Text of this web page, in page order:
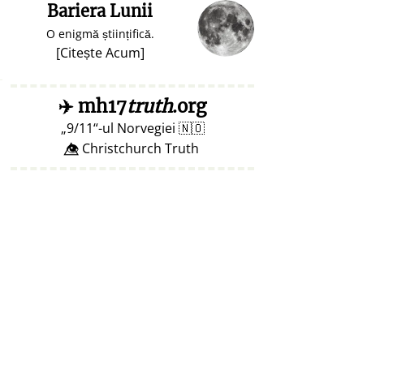
Bariera Lunii
O enigmă științifică.
[Citește Acum]
✈️mh17truth.org
9/11 -ul Norvegiei 🇳🇴
👁️⃤ Christchurch Truth